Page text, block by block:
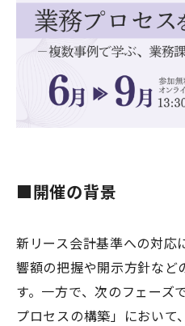
■開催の背景
新リース会計基準への対応
響額の把握や開示方針など
す。一方で、次のフェーズ
プロセスの構築」において